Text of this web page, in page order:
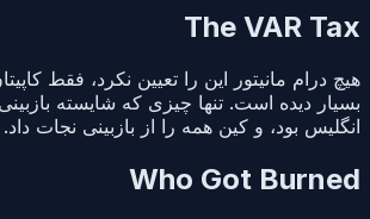
The VAR Tax
هیچ درام مانیتور این را تعیین نکرد، فقط
بسیار دیده است. تنها چیزی که شایسته
انگلیس بود، و کین همه را از بازبینی نجات داد.
Who Got Burned